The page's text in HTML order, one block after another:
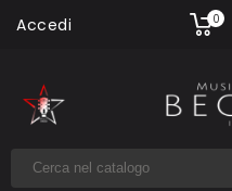
Accedi 0